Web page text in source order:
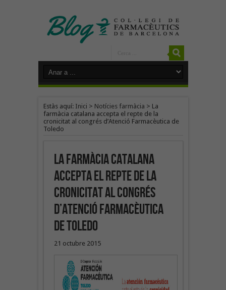
Estàs aquí: Inici > Notícies farmàcia > La
farmàcia catalana accepta el repte de la
cronicitat al congrés d’Atenció Farmacèutica de
Toledo
La farmàcia catalana
accepta el repte de la
cronicitat al congrés
d’Atenció Farmacèutica
de Toledo
21 octubre 2015